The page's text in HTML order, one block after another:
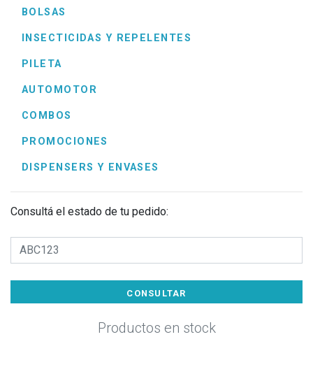
BOLSAS
INSECTICIDAS Y REPELENTES
PILETA
AUTOMOTOR
COMBOS
PROMOCIONES
DISPENSERS Y ENVASES
Consultá el estado de tu pedido:
CONSULTAR
Productos en stock